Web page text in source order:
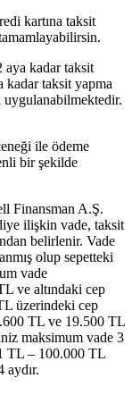
kartına taksit
aya kadar taksit
kadar taksit yapma
uygulanabilmektedir.
ile ödeme
bir şekilde
Finansman A.Ş.
ilişkin vade, taksit
belirlenir. Vade
olup sepetteki
vade
ve altındaki cep
üzerindeki cep
TL ve 19.500 TL
maksimum vade 3
TL – 100.000 TL
aydır.